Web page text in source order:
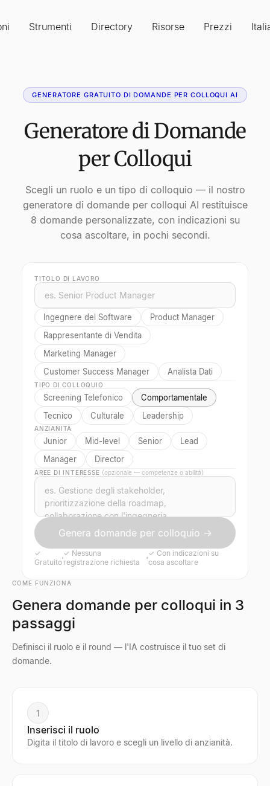
Strumenti Directory Risorse Prezzi
GENERATORE GRATUITO DI DOMANDE PER COLLOQUI AI
Generatore di Domande
per Colloqui
Scegli un ruolo e un tipo di colloquio — il nostro
generatore di domande per colloqui AI restituisce
8 domande personalizzate, con indicazioni su
cosa ascoltare, in pochi secondi.
TITOLO DI LAVORO
Ingegnere del Software
Product Manager
Rappresentante di Vendita
Marketing Manager
Customer Success Manager
Analista Dati
TIPO DI COLLOQUIO
Screening Telefonico
Comportamentale
Tecnico
Culturale Leadership
ANZIANITÀ
Junior Mid-level Senior
Lead
Manager
Director
AREE DI INTERESSE (opzionale — competenze o abilità)
Genera domande per colloquio →
✓
Gratuito
✓ Nessuna
registrazione richiesta
✓ Con indicazioni su
cosa ascoltare
COME FUNZIONA
Genera domande per colloqui in 3
passaggi
Definisci il ruolo e il round — l'IA costruisce il tuo set di
domande.
1
Inserisci il ruolo
Digita il titolo di lavoro e scegli un livello di anzianità.